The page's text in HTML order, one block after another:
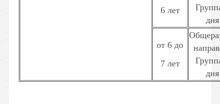
6 лет
от 6 до
7 лет